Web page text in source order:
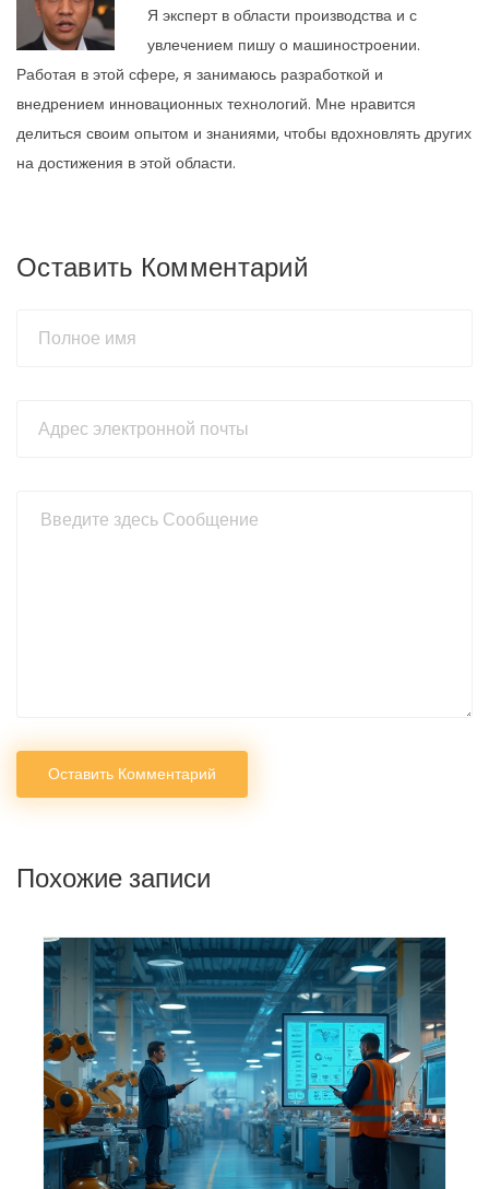
Я эксперт в области производства и с
увлечением пишу о машиностроении.
Работая в этой сфере, я занимаюсь разработкой и
внедрением инновационных технологий. Мне нравится
делиться своим опытом и знаниями, чтобы вдохновлять других
на достижения в этой области.
Оставить Комментарий
Оставить Комментарий
Похожие записи